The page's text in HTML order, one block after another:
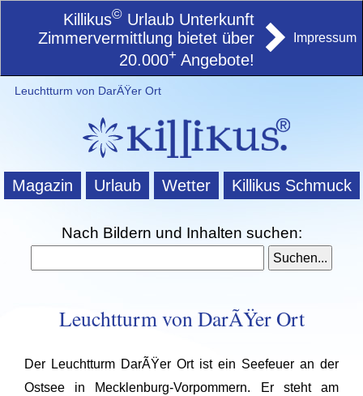
Killikus© Urlaub Unterkunft
Zimmervermittlung bietet über
20.000+ Angebote!
Impressum
Leuchtturm von DarÃŸer Ort
Magazin Urlaub Wetter Killikus Schmuck
Nach Bildern und Inhalten suchen:
Leuchtturm von DarÃŸer Ort
Der Leuchtturm DarÃŸer Ort ist ein Seefeuer an der
Ostsee in Mecklenburg-Vorpommern. Er steht am